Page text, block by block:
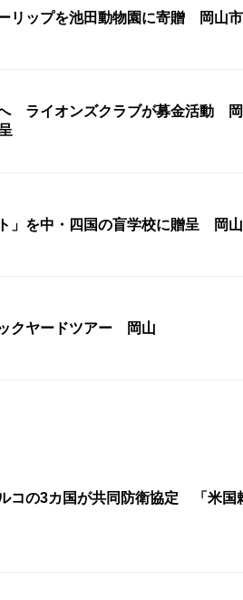
リップを池田動物園に寄贈 岡山市
ライオンズクラブが募金活動
」を中・四国の盲学校に贈呈 岡山
クヤードツアー 岡山
コの3カ国が共同防衛協定 「米国